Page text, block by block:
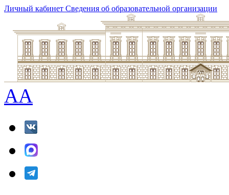
Личный кабинет Сведения об образовательной организации
AA